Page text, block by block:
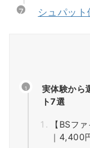
シュパッ
実体験か
ト7選
【BSフ
｜4,400